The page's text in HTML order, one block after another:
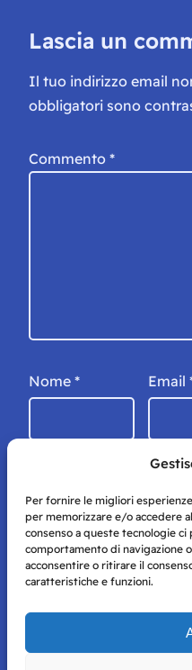
Per fornire le migliori
per memorizzare e/o accedere
consenso a queste tecnologie
comportamento di navigazione
acconsentire o ritirare il
caratteristiche e funzioni.
Lascia un
Il tuo indirizzo email
obbligatori sono
Commento *
Nome * Email
Storie di Napoli è una testata